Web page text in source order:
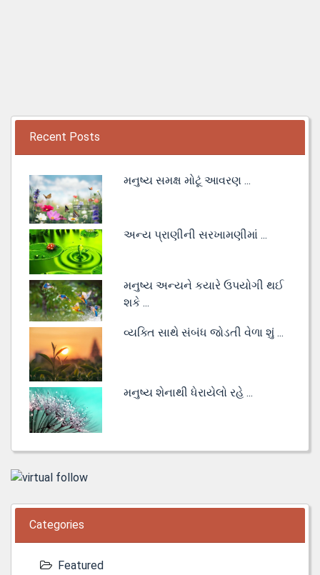
Recent Posts
મનુષ્ય સમક્ષ મોટૂં આવરણ ...
અન્ય પ્રાણીની સરખામણીમાં ...
મનુષ્ય અન્યને કયારે ઉપયોગી થઈ
શકે ...
વ્યક્તિ સાથે સંબંધ જોડતી વેળા શું ...
મનુષ્ય શેનાથી ધેરાયેલો રહે ...
Categories
Featured